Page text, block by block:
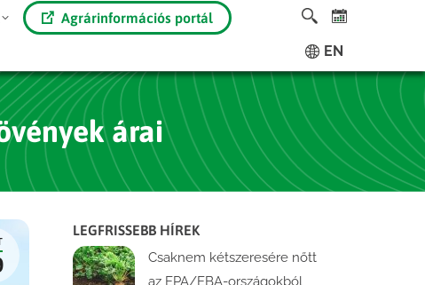
Agrárinformációs portál
EN
árai
LEGFRISSEBB HÍREK
Csaknem kétszeresére nőtt
az EPA/EBA-országokból